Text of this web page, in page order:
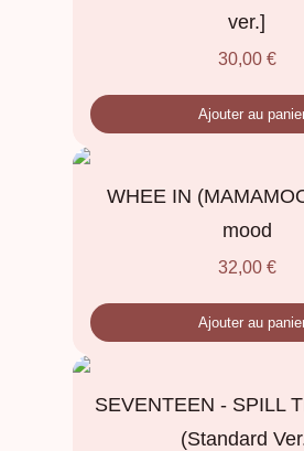
ver.]
30,00 €
Ajouter au
WHEE IN
mood
32,00 €
Ajouter au
SEVENTEEN - SPILL
(Standard